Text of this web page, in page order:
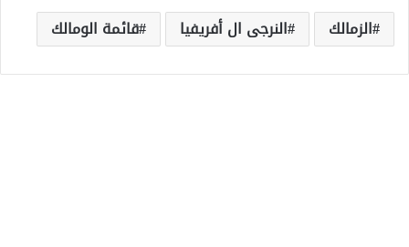
الزمالك النرجى ال أفريفيا قائمة الومالك